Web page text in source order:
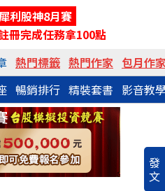
利股神8月賽
冊完成任務拿100點
熱門標籤 熱門作家 包月作
暢銷排行 精裝套書 影音教
發
文